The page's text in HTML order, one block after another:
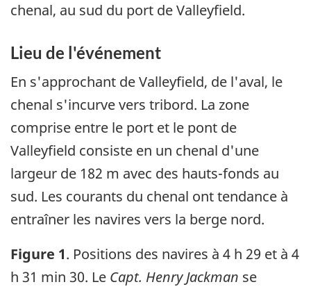
chenal, au sud du port de Valleyfield.
Lieu de l'événement
En s'approchant de Valleyfield, de l'aval, le
chenal s'incurve vers tribord. La zone
comprise entre le port et le pont de
Valleyfield consiste en un chenal d'une
largeur de 182 m avec des hauts-fonds au
sud. Les courants du chenal ont tendance à
entraîner les navires vers la berge nord.
Figure 1. Positions des navires à 4 h 29 et à 4
h 31 min 30. Le Capt. Henry Jackman se